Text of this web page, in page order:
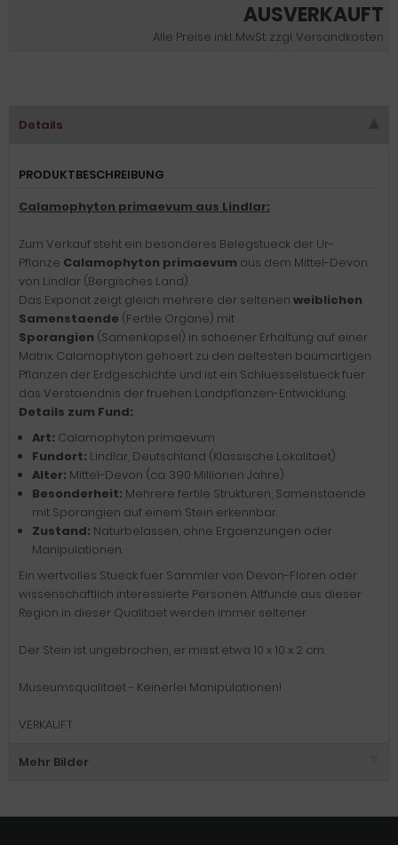
AUSVERKAUFT
Alle Preise inkl. MwSt. zzgl. Versandkosten
Details
PRODUKTBESCHREIBUNG
Calamophyton primaevum aus Lindlar:
Zum Verkauf steht ein besonderes Belegstueck der Ur-
Pflanze Calamophyton primaevum aus dem Mittel-Devon
von Lindlar (Bergisches Land).
Das Exponat zeigt gleich mehrere der seltenen weiblichen
Samenstaende (Fertile Organe) mit
Sporangien (Samenkapsel) in schoener Erhaltung auf einer
Matrix. Calamophyton gehoert zu den aeltesten baumartigen
Pflanzen der Erdgeschichte und ist ein Schluesselstueck fuer
das Verstaendnis der fruehen Landpflanzen-Entwicklung.
Details zum Fund:
Art: Calamophyton primaevum
Fundort: Lindlar, Deutschland (Klassische Lokalitaet)
Alter: Mittel-Devon (ca. 390 Millionen Jahre)
Besonderheit: Mehrere fertile Strukturen, Samenstaende
mit Sporangien auf einem Stein erkennbar.
Zustand: Naturbelassen, ohne Ergaenzungen oder
Manipulationen.
Ein wertvolles Stueck fuer Sammler von Devon-Floren oder
wissenschaftlich interessierte Personen. Altfunde aus dieser
Region in dieser Qualitaet werden immer seltener.
Der Stein ist ungebrochen, er misst etwa 10 x 10 x 2 cm.
Museumsqualitaet - Keinerlei Manipulationen!
VERKAUFT
Mehr Bilder